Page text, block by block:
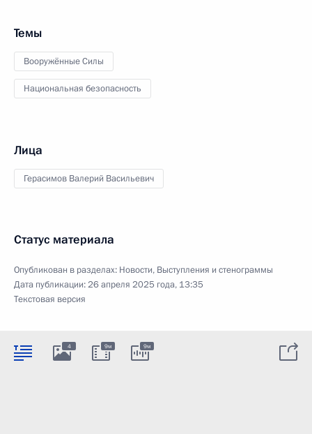
Темы
Вооружённые Силы
Национальная безопасность
Лица
Герасимов Валерий Васильевич
Статус материала
Опубликован в разделах: Новости, Выступления и стенограммы
Дата публикации:26 апреля 2025 года, 13:35
Текстовая версия
4 9м 9м